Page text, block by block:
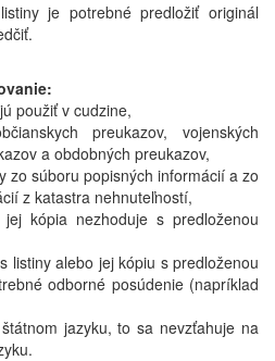
je potrebné predložiť originál
použiť v cudzine,
preukazov, vojenských
a obdobných preukazov,
zo súboru popisných informácií a zo
z katastra nehnuteľností,
kópia nezhoduje s predloženou
listiny alebo jej kópiu s predloženou
odborné posúdenie (napríklad
jazyku, to sa nevzťahuje na